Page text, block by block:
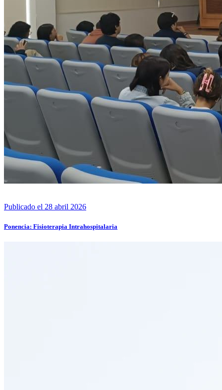
Publicado el 28 abril 2026
Ponencia: Fisioterapia Intrahospitalaria